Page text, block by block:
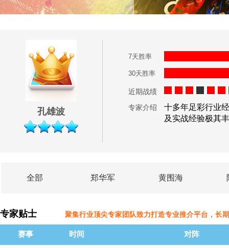
孔雄波
7天胜率
30天胜率
近期战绩
专家介绍
十多年足彩行业
及实战经验极其
全部 郑华军 黄围海
专家贴士 聚集行业顶尖专家团队致力打造专业推介平台，长
赛事 时间 对阵